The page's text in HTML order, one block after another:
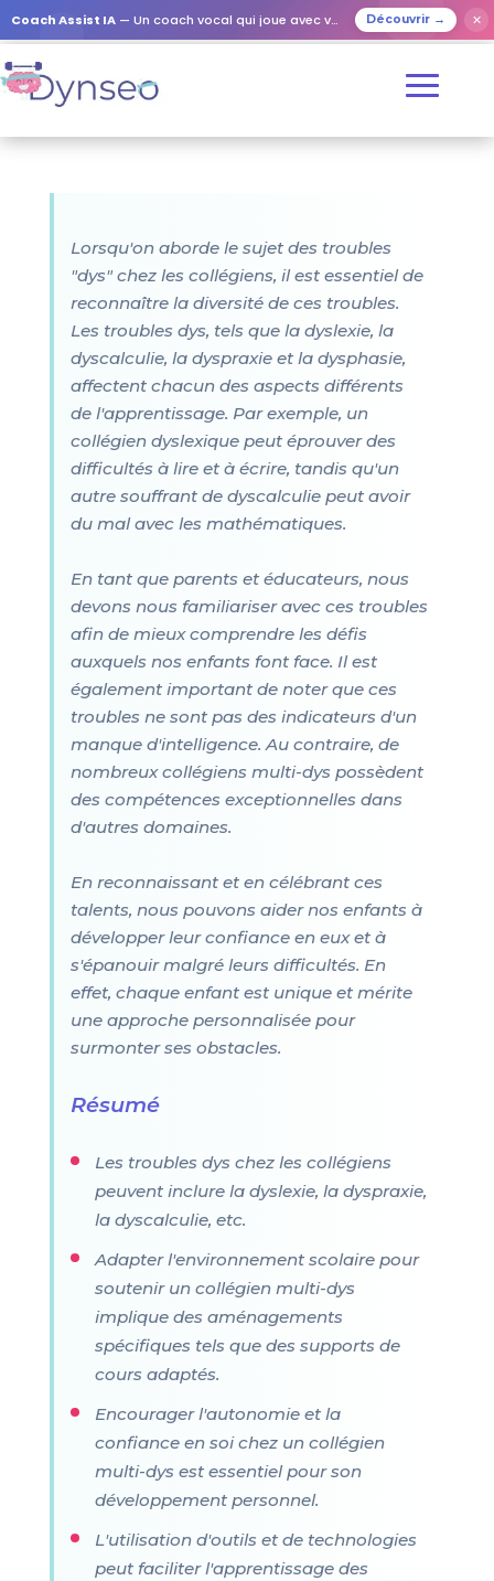
Coach Assist IA — Un coach vocal qui joue avec vos proches Découvrir → ✕
Lorsqu'on aborde le sujet des troubles
"dys" chez les collégiens, il est essentiel de
reconnaître la diversité de ces troubles.
Les troubles dys, tels que la dyslexie, la
dyscalculie, la dyspraxie et la dysphasie,
affectent chacun des aspects différents
de l'apprentissage. Par exemple, un
collégien dyslexique peut éprouver des
difficultés à lire et à écrire, tandis qu'un
autre souffrant de dyscalculie peut avoir
du mal avec les mathématiques.
En tant que parents et éducateurs, nous
devons nous familiariser avec ces troubles
afin de mieux comprendre les défis
auxquels nos enfants font face. Il est
également important de noter que ces
troubles ne sont pas des indicateurs d'un
manque d'intelligence. Au contraire, de
nombreux collégiens multi-dys possèdent
des compétences exceptionnelles dans
d'autres domaines.
En reconnaissant et en célébrant ces
talents, nous pouvons aider nos enfants à
développer leur confiance en eux et à
s'épanouir malgré leurs difficultés. En
effet, chaque enfant est unique et mérite
une approche personnalisée pour
surmonter ses obstacles.
Résumé
Les troubles dys chez les collégiens
peuvent inclure la dyslexie, la dyspraxie,
la dyscalculie, etc.
Adapter l'environnement scolaire pour
soutenir un collégien multi-dys
implique des aménagements
spécifiques tels que des supports de
cours adaptés.
Encourager l'autonomie et la
confiance en soi chez un collégien
multi-dys est essentiel pour son
développement personnel.
L'utilisation d'outils et de technologies
peut faciliter l'apprentissage des